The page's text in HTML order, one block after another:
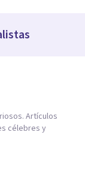
Artículos
célebres y